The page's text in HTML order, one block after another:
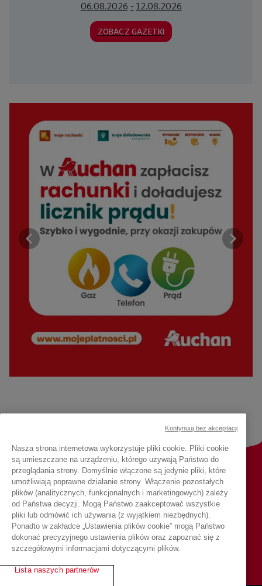
06.08.2026 - 12.08.2026
ZOBACZ GAZETKI
Chcesz otrzymywać nowości?
Bądź na bieżąco, zapisz się do newslettera
ZAPISZ SIĘ DO NEWSLETTERA
Nasza strona internetowa wykorzystuje pliki cookie. Pliki cookie
są umieszczane na urządzeniu, którego używają Państwo do
przeglądania strony. Domyślnie włączone są jedynie pliki, które
umożliwiają poprawne działanie strony. Włączenie pozostałych
plików (analitycznych, funkcjonalnych i marketingowych) zależy
od Państwa decyzji. Mogą Państwo zaakceptować wszystkie
pliki lub odmówić ich używania (z wyjątkiem niezbędnych).
Ponadto w zakładce „Ustawienia plików cookie” mogą Państwo
dokonać precyzyjnego ustawienia plików oraz zapoznać się z
szczegółowymi informacjami dotyczącymi plików.
Lista naszych partnerów
Kontynuuj bez akceptacji